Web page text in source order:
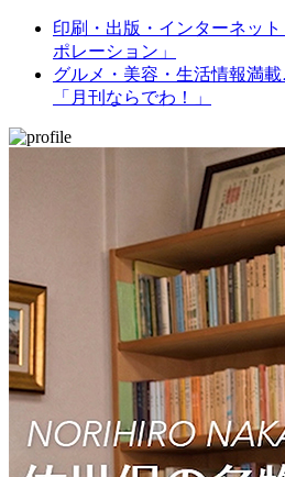
印刷・出版・インターネッ
ポレーション」
グルメ・美容・生活情報満
「月刊ならでわ！」